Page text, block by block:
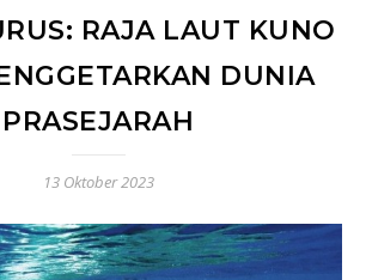
RAJA LAUT KUNO
DUNIA
PRASEJARAH
13 Oktober 2023